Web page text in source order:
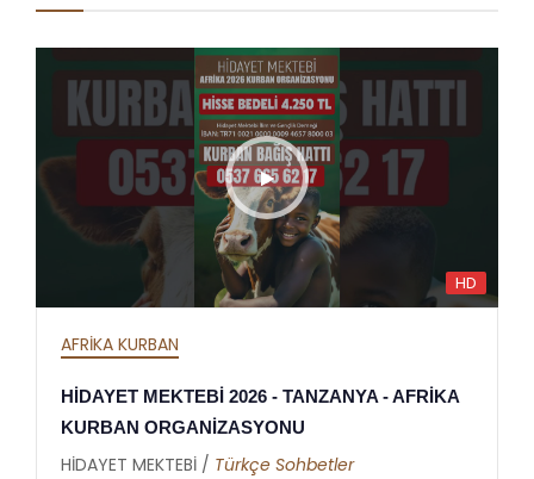
HD
AFRİKA KURBAN
HİDAYET MEKTEBİ 2026 - TANZANYA - AFRİKA
KURBAN ORGANİZASYONU
HİDAYET MEKTEBİ / Türkçe Sohbetler